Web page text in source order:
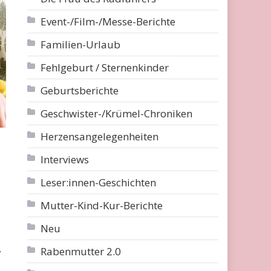
Event-/Film-/Messe-Berichte
Familien-Urlaub
Fehlgeburt / Sternenkinder
Geburtsberichte
Geschwister-/Krümel-Chroniken
Herzensangelegenheiten
Interviews
Leser:innen-Geschichten
Mutter-Kind-Kur-Berichte
Neu
Rabenmutter 2.0